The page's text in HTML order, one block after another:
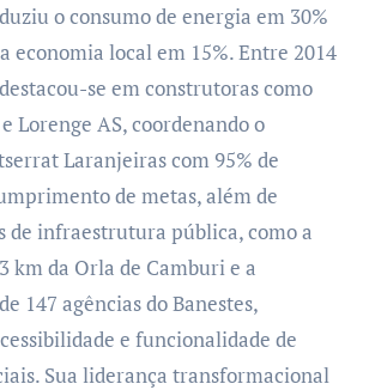
o consumo de energia em 30%
economia local em 15%. Entre 2014
se em construtoras como
Lorenge AS, coordenando o
Laranjeiras com 95% de
de metas, além de
de infraestrutura pública, como a
km da Orla de Camburi e a
147 agências do Banestes,
e funcionalidade de
Sua liderança transformacional